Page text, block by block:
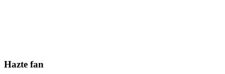
Hazte fan